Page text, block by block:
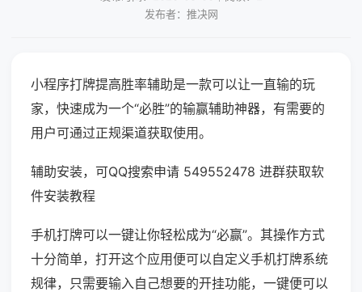
发布者：推决网
小程序打牌提高胜率辅助是一款可以让一直输的玩
家，快速成为一个“必胜”的输赢辅助神器，有需要的
用户可通过正规渠道获取使用。
辅助安装，可QQ搜索申请 549552478 进群获取软
件安装教程
手机打牌可以一键让你轻松成为“必赢”。其操作方式
十分简单，打开这个应用便可以自定义手机打牌系统
规律，只需要输入自己想要的开挂功能，一键便可以